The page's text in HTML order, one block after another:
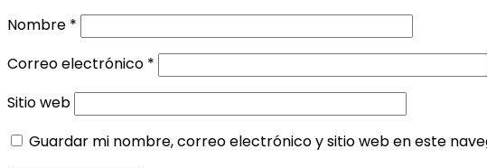
Nombre *
Correo electrónico *
Sitio web
Guardar mi nombre, correo electrónico y sitio web en este